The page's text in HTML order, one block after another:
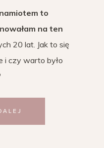
to
na ten
20 lat. Jak to się
i czy warto było